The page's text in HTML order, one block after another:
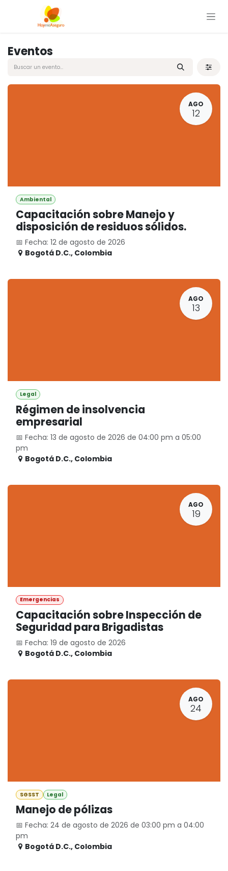
Ir al contenido
Eventos
AGO
12
Ambiental
Capacitación sobre Manejo y
disposición de residuos sólidos.
📅 Fecha: 12 de agosto de 2026
Bogotá D.C., Colombia
AGO
13
Legal
Régimen de insolvencia
empresarial
📅 Fecha: 13 de agosto de 2026 de 04:00 pm a 05:00
pm
Bogotá D.C., Colombia
AGO
19
Emergencias
Capacitación sobre Inspección de
Seguridad para Brigadistas
📅 Fecha: 19 de agosto de 2026
Bogotá D.C., Colombia
AGO
24
SGSST Legal
Manejo de pólizas
📅 Fecha: 24 de agosto de 2026 de 03:00 pm a 04:00
pm
Bogotá D.C., Colombia